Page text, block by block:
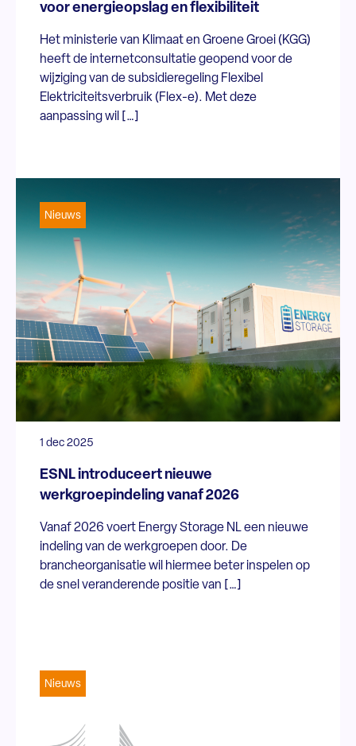
voor energieopslag en flexibiliteit
Het ministerie van Klimaat en Groene Groei (KGG)
heeft de internetconsultatie geopend voor de
wijziging van de subsidieregeling Flexibel
Elektriciteitsverbruik (Flex-e). Met deze
aanpassing wil […]
Nieuws
1 dec 2025
ESNL introduceert nieuwe
werkgroepindeling vanaf 2026
Vanaf 2026 voert Energy Storage NL een nieuwe
indeling van de werkgroepen door. De
brancheorganisatie wil hiermee beter inspelen op
de snel veranderende positie van […]
Nieuws